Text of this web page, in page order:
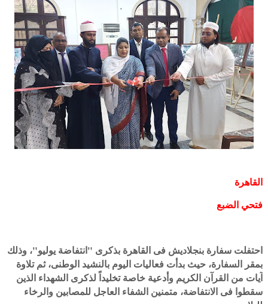
القاهرة
فتحي الضبع
احتفلت سفارة بنجلاديش فى القاهرة بذكرى "انتفاضة يوليو"، وذلك
بمقر السفارة، حيث بدأت فعاليات اليوم بالنشيد الوطنى، ثم تلاوة
آيات من القرآن الكريم وأدعية خاصة تخليداً لذكرى الشهداء الذين
سقطوا فى الانتفاضة، متمنين الشفاء العاجل للمصابين والرخاء